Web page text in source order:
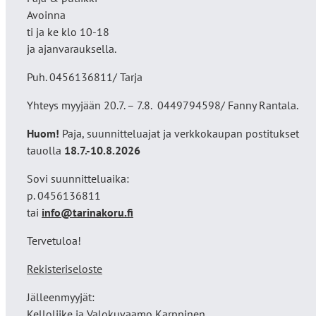
Avoinna
ti ja ke klo 10-18
ja ajanvarauksella.
Puh. 0456136811/ Tarja
Yhteys myyjään 20.7. – 7.8. 0449794598/ Fanny Rantala.
Huom! Paja, suunnitteluajat ja verkkokaupan postitukset
tauolla 18.7.-10.8.2026
Sovi suunnitteluaika:
p. 0456136811
tai info@tarinakoru.fi
Tervetuloa!
Rekisteriseloste
Jälleenmyyjät: